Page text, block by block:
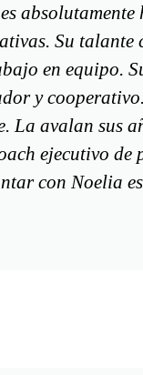
absolutamente
Su talante
en equipo.
y
La avalan sus
ejecutivo
con Noelia